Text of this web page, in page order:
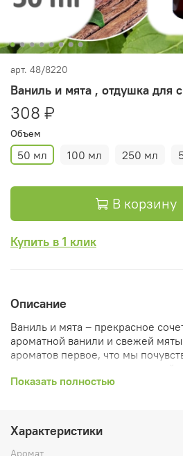
арт. 48/8220
Ваниль и мята , отдушка для
308 ₽
Объем
50 мл 100 мл 250 мл
В корзину
Купить в 1 клик
Описание
Ваниль и мята – прекрасное
ароматной ванили и свежей
ароматов первое, что мы
раскрывается сердечна нота, в
ароматами ментола, амбры и
Растворимость: жирорастворим.
Показать полностью
Характеристики
Аромат